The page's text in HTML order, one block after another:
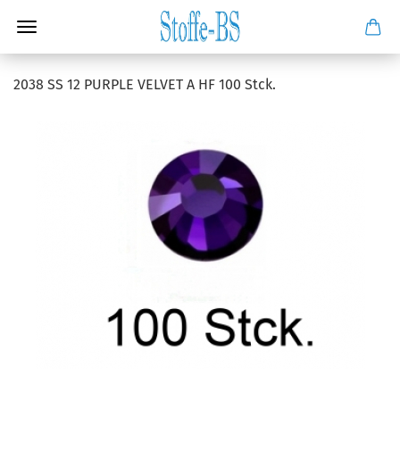
2038 SS 12 PURPLE VELVET A HF 100 Stck.